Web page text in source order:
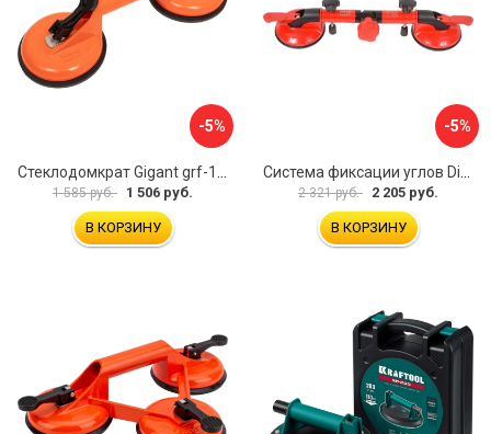
-5%
1 585 руб. 1 506 руб.
В КОРЗИНУ
-5%
2 321 руб. 2 205 руб.
В КОРЗИНУ